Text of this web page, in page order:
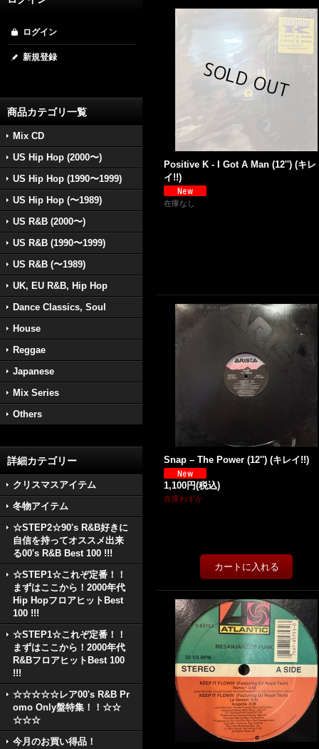
ログイン
新規登録
商品カテゴリ一覧
Mix CD
US Hip Hop (2000〜)
US Hip Hop (1990〜1999)
US Hip Hop (〜1989)
US R&B (2000〜)
US R&B (1990〜1999)
US R&B (〜1989)
UK, EU R&B, Hip Hop
Dance Classics, Soul
House
Reggae
Japanese
Mix Series
Others
詳細カテゴリー
クリスマスアイテム
冬物アイテム
☆STEP2☆90's R&B好きに
自信を持ってオススメ出来
る00's R&B Best 100 !!!
☆STEP1☆これぞ定番！！
まずはここから！2000年代
Hip HopフロアヒットBest
100 !!!
☆STEP1☆これぞ定番！！
まずはここから！2000年代
R&BフロアヒットBest 100
!!!
☆☆☆☆☆レア00's R&B Pr
omo Only盤特集！！☆☆
☆☆☆
今月のお買い得品！
Positive K - I Got A Man (12'') (キレ
イ!!)
在庫なし
Snap ‎– The Power (12'') (キレイ!!)
1,100円(税込)
在庫わずか